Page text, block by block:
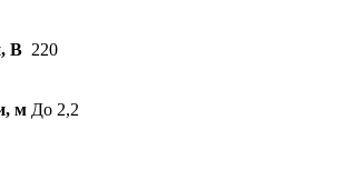
В 220
м До 2,2